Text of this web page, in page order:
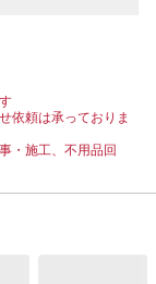
依頼は承っておりま
・施工、不用品回